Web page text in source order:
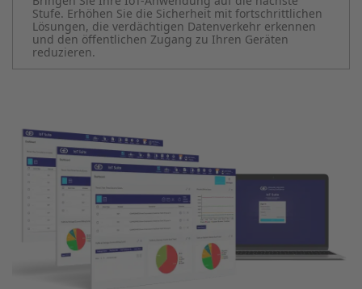
Stufe. Erhöhen Sie die Sicherheit mit fortschrittlichen
Lösungen, die verdächtigen Datenverkehr erkennen
und den öffentlichen Zugang zu Ihren Geräten
reduzieren.